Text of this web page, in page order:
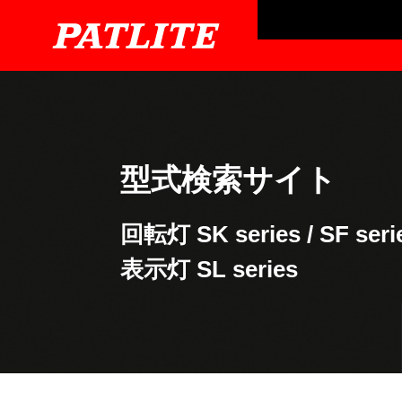
型式検索サイト
回転灯 SK series / SF
表示灯 SL series